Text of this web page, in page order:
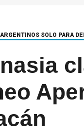
SOLO PARA